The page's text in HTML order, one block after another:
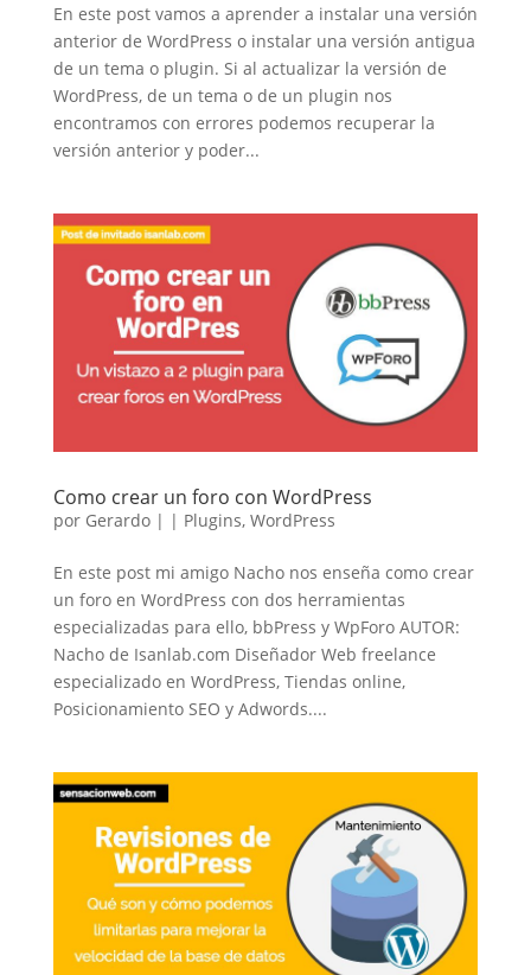
En este post vamos a aprender a instalar una versión
anterior de WordPress o instalar una versión antigua
de un tema o plugin. Si al actualizar la versión de
WordPress, de un tema o de un plugin nos
encontramos con errores podemos recuperar la
versión anterior y poder...
Como crear un foro con WordPress
por Gerardo| | Plugins, WordPress
En este post mi amigo Nacho nos enseña como crear
un foro en WordPress con dos herramientas
especializadas para ello, bbPress y WpForo AUTOR:
Nacho de Isanlab.com Diseñador Web freelance
especializado en WordPress, Tiendas online,
Posicionamiento SEO y Adwords....